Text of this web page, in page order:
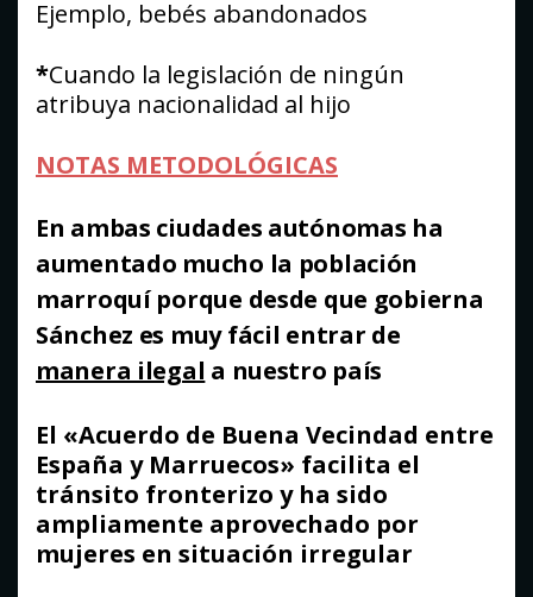
Ejemplo, bebés abandonados
*Cuando la legislación de ningún
atribuya nacionalidad al hijo
NOTAS METODOLÓGICAS
En ambas ciudades autónomas ha
aumentado mucho la población
marroquí porque desde que gobierna
Sánchez es muy fácil entrar de
manera ilegal a nuestro país
El «Acuerdo de Buena Vecindad entre
España y Marruecos» facilita el
tránsito fronterizo y ha sido
ampliamente aprovechado por
mujeres en situación irregular